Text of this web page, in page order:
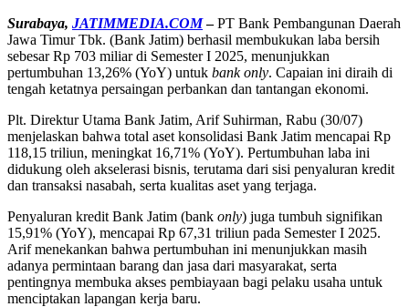
Surabaya, JATIMMEDIA.COM–PT Bank Pembangunan Daerah
Jawa Timur Tbk. (Bank Jatim) berhasil membukukan laba bersih
sebesar Rp 703 miliar di Semester I 2025, menunjukkan
pertumbuhan 13,26% (YoY) untuk bank only. Capaian ini diraih di
tengah ketatnya persaingan perbankan dan tantangan ekonomi.
Plt. Direktur Utama Bank Jatim, Arif Suhirman, Rabu (30/07)
menjelaskan bahwa total aset konsolidasi Bank Jatim mencapai Rp
118,15 triliun, meningkat 16,71% (YoY). Pertumbuhan laba ini
didukung oleh akselerasi bisnis, terutama dari sisi penyaluran kredit
dan transaksi nasabah, serta kualitas aset yang terjaga.
Penyaluran kredit Bank Jatim (bank only) juga tumbuh signifikan
15,91% (YoY), mencapai Rp 67,31 triliun pada Semester I 2025.
Arif menekankan bahwa pertumbuhan ini menunjukkan masih
adanya permintaan barang dan jasa dari masyarakat, serta
pentingnya membuka akses pembiayaan bagi pelaku usaha untuk
menciptakan lapangan kerja baru.